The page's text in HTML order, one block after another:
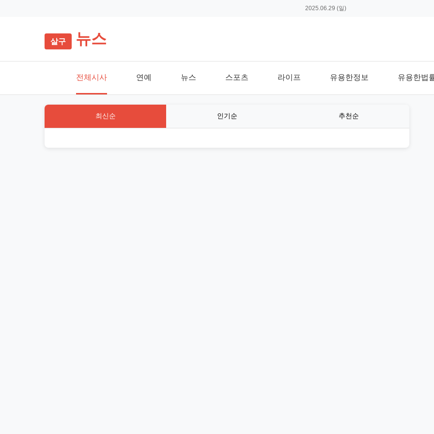
2025.06.29 (일)
뉴스
전체시사 연예 뉴스 스포츠 라이프 유용한정보 유용한법
최신순 인기순 추천순